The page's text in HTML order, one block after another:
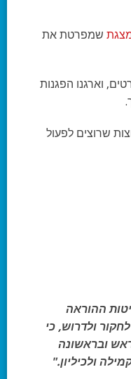
שמפרטת את
וארגנו הפגנות
שרוצים לפעול
ההוראה
ולדרוש, כי
ובראשונה
ולכיליון."